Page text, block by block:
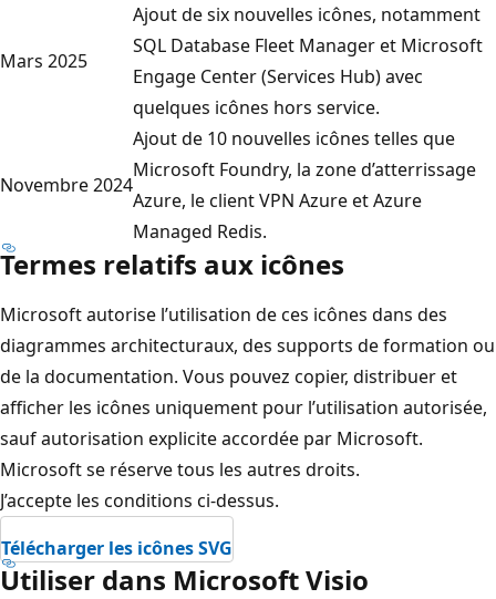
a
r
u
e
l
a
t
r
o
i
s
Mars 2025
Ajout de six nouvelles icônes, notamment
SQL Database Fleet Manager et Microsoft
Engage Center (Services Hub) avec
quelques icônes hors service.
Novembre 2024
Ajout de 10 nouvelles icônes telles que
Microsoft Foundry, la zone d’atterrissage
Azure, le client VPN Azure et Azure
Managed Redis.
Termes relatifs aux icônes
Microsoft autorise l’utilisation de ces icônes dans des
diagrammes architecturaux, des supports de formation ou
de la documentation. Vous pouvez copier, distribuer et
afficher les icônes uniquement pour l’utilisation autorisée,
sauf autorisation explicite accordée par Microsoft.
Microsoft se réserve tous les autres droits.
J’accepte les conditions ci-dessus.
Télécharger les icônes SVG
Utiliser dans Microsoft Visio